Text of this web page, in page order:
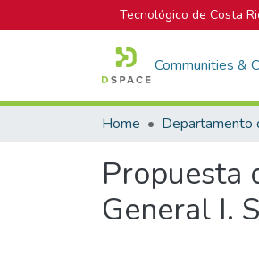
Tecnológico de Costa
Communities &
Home
Propuesta
General I.